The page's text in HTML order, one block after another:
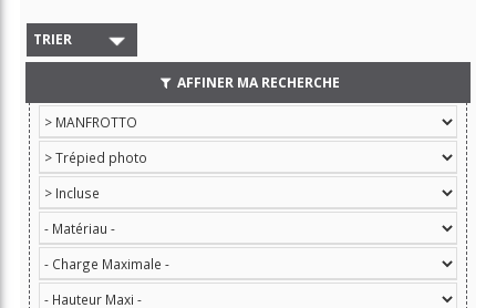
TRIER
AFFINER MA RECHERCHE